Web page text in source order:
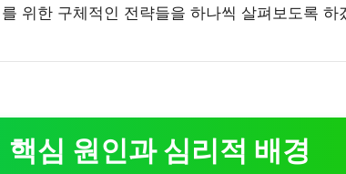
위한 구체적인 전략들을 하나씩 살펴보도록 하
심 원인과 심리적 배경